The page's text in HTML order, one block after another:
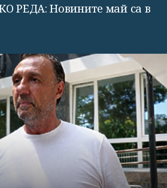
РЕДА: Новините май са в